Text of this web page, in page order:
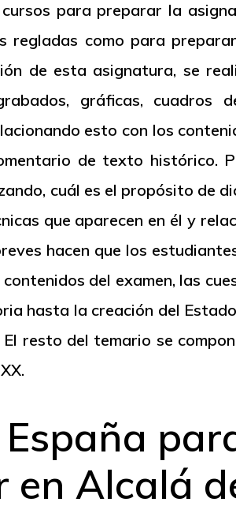
para preparar la
como para
de esta asignatura, se
gráficas,
esto con los
de texto histórico.
cuál es el propósito de
que aparecen en él y
hacen que los
del examen, las
hasta la creación del
resto del temario se
en Alcalá